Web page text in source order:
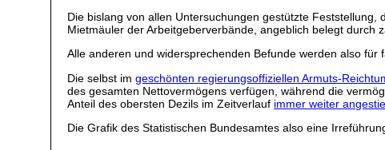
Die bislang von allen Untersuchungen gestützte
Mietmäuler der Arbeitgeberverbände, angeblich belegt durch
Alle anderen und widersprechenden Befunde werden also für
Die selbst imgeschönten regierungsoffiziellen Armuts-
des gesamten Nettovermögens verfügen, während die
Anteil des obersten Dezils im Zeitverlauf immer weiter
Die Grafik des Statistischen Bundesamtes also eine